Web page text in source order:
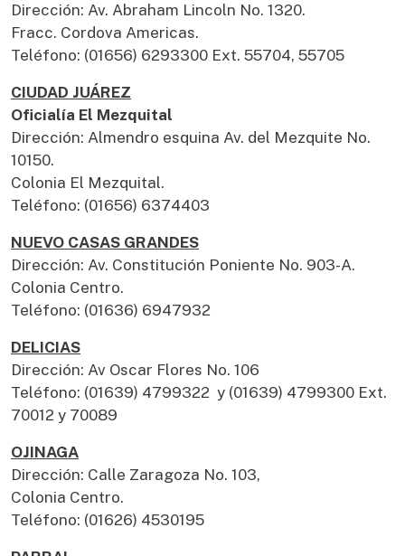
Dirección: Av. Abraham Lincoln No. 1320.
Fracc. Cordova Americas.
Teléfono: (01656) 6293300 Ext. 55704, 55705
CIUDAD JUÁREZ
Oficialía El Mezquital
Dirección: Almendro esquina Av. del Mezquite No.
10150.
Colonia El Mezquital.
Teléfono: (01656) 6374403
NUEVO CASAS GRANDES
Dirección: Av. Constitución Poniente No. 903-A.
Colonia Centro.
Teléfono: (01636) 6947932
DELICIAS
Dirección: Av Oscar Flores No. 106
Teléfono: (01639) 4799322 y (01639) 4799300 Ext.
70012 y 70089
OJINAGA
Dirección: Calle Zaragoza No. 103,
Colonia Centro.
Teléfono: (01626) 4530195